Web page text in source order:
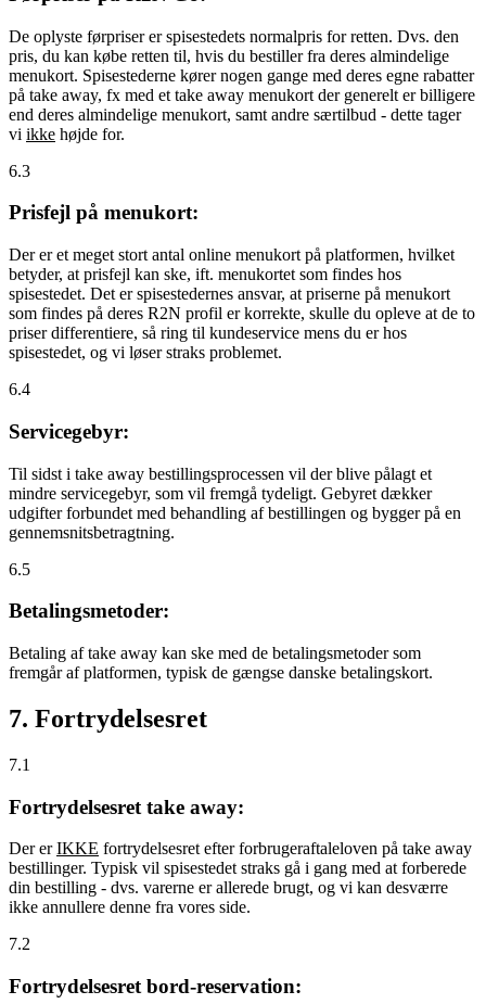
De oplyste førpriser er spisestedets normalpris for retten. Dvs. den
pris, du kan købe retten til, hvis du bestiller fra deres almindelige
menukort. Spisestederne kører nogen gange med deres egne rabatter
på take away, fx med et take away menukort der generelt er billigere
end deres almindelige menukort, samt andre særtilbud - dette tager
vi ikke højde for.
6.3
Prisfejl på menukort:
Der er et meget stort antal online menukort på platformen, hvilket
betyder, at prisfejl kan ske, ift. menukortet som findes hos
spisestedet. Det er spisestedernes ansvar, at priserne på menukort
som findes på deres R2N profil er korrekte, skulle du opleve at de to
priser differentiere, så ring til kundeservice mens du er hos
spisestedet, og vi løser straks problemet.
6.4
Servicegebyr:
Til sidst i take away bestillingsprocessen vil der blive pålagt et
mindre servicegebyr, som vil fremgå tydeligt. Gebyret dækker
udgifter forbundet med behandling af bestillingen og bygger på en
gennemsnitsbetragtning.
6.5
Betalingsmetoder:
Betaling af take away kan ske med de betalingsmetoder som
fremgår af platformen, typisk de gængse danske betalingskort.
7. Fortrydelsesret
7.1
Fortrydelsesret take away:
Der erIKKE fortrydelsesret efter forbrugeraftaleloven på take away
bestillinger. Typisk vil spisestedet straks gå i gang med at forberede
din bestilling - dvs. varerne er allerede brugt, og vi kan desværre
ikke annullere denne fra vores side.
7.2
Fortrydelsesret bord-reservation: